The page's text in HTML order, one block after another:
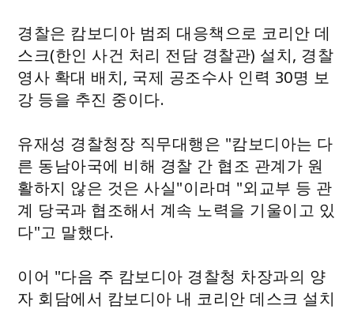
경찰은 캄보디아 범죄 대응책으로 코리안 데
스크(한인 사건 처리 전담 경찰관) 설치, 경찰
영사 확대 배치, 국제 공조수사 인력 30명 보
강 등을 추진 중이다.
유재성 경찰청장 직무대행은 "캄보디아는 다
른 동남아국에 비해 경찰 간 협조 관계가 원
활하지 않은 것은 사실"이라며 "외교부 등 관
계 당국과 협조해서 계속 노력을 기울이고 있
다"고 말했다.
이어 "다음 주 캄보디아 경찰청 차장과의 양
자 회담에서 캄보디아 내 코리안 데스크 설치